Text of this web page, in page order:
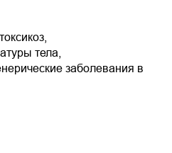
тела,
заболевания в